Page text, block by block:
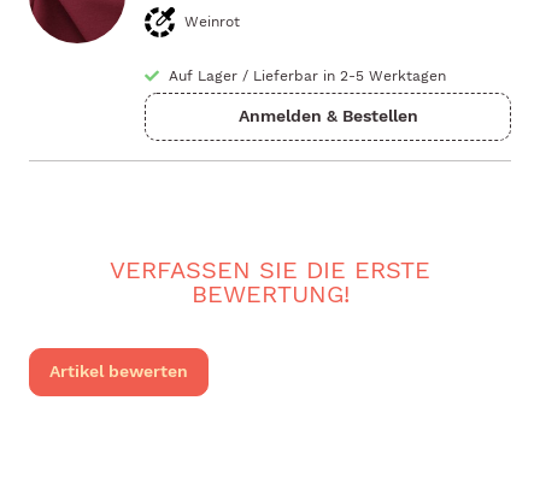
Weinrot
Auf Lager / Lieferbar in 2-5 Werktagen
VERFASSEN SIE DIE ERSTE
BEWERTUNG!
Artikel bewerten